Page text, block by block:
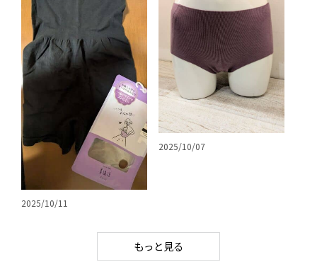
2025/10/11
2025/10/07
もっと見る